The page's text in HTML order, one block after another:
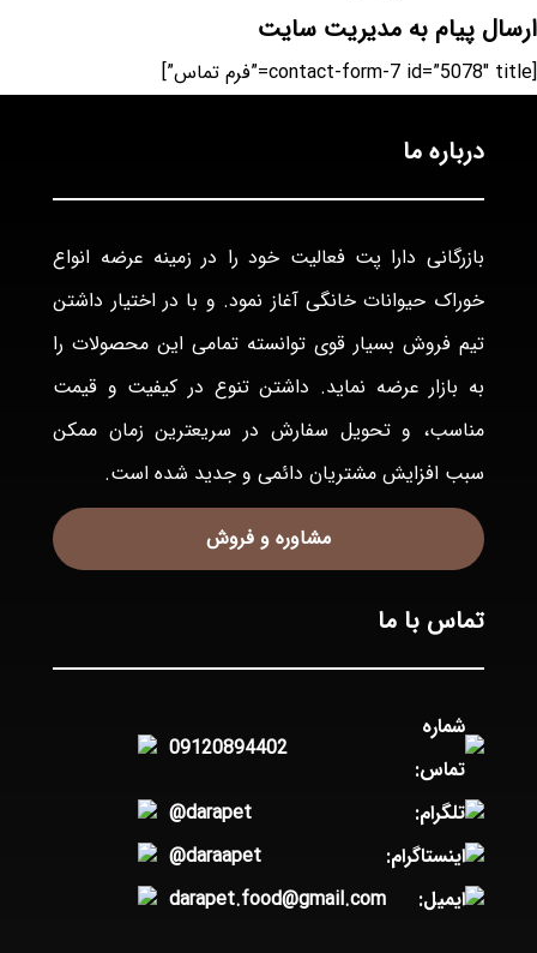
ارسال پیام به مدیریت سایت
[contact-form-7 id=”5078″ title=”فرم تماس”]
درباره ما
بازرگانی دارا پت فعاليت خود را در زمينه عرضه انواع
خوراک حيوانات خانگی آغاز نمود. و با در اختيار داشتن
تيم فروش بسيار قوی توانسته تمامی اين محصولات را
به بازار عرضه نمايد. داشتن تنوع در كيفيت و قيمت
مناسب، و تحويل سفارش در سريعترين زمان ممكن
سبب افزايش مشتريان دائمی و جديد شده است.
مشاوره و فروش
تماس با ما
شماره
تماس:
09120894402
تلگرام:
@darapet
اینستاگرام:
@daraapet
ایمیل:
darapet.food@gmail.com